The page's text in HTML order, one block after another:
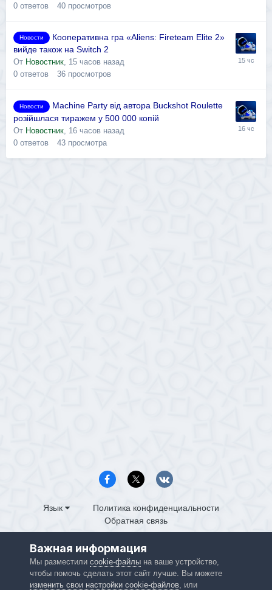
0 ответов 40 просмотров
Новости
Кооперативна гра «Aliens: Fireteam Elite 2»
вийде також на Switch 2
От Новостник, 15 часов назад
0 ответов 36 просмотров
Новости
Machine Party від автора Buckshot Roulette
розійшлася тиражем у 500 000 копій
От Новостник 16 часов назад
0 ответов 43 просмотра
Язык
Политика конфиденциальности
Обратная связь
Powered by Invision Community
Важная информация
Мы разместили cookie-файлына ваше устройство,
чтобы помочь сделать этот сайт лучше. Вы можете
изменить свои настройки cookie-файлов, или